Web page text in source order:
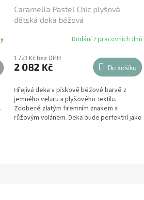
Caramella Pastel Chic plyšová
dětská deka béžová
Dodání 7 pracovních dnů
1 721 Kč bez DPH
2 082 Kč Do košíku
Hřejivá deka v pískově béžové barvě z
jemného veluru a plyšového textilu.
Zdobené zlatým firemním znakem a
růžovým volánem. Deka bude perfektní jako